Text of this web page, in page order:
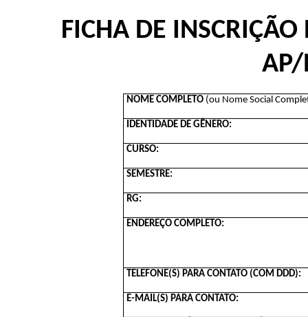
FICHA DE
AP/
NOME COMPLETO (ou Nome Social
IDENTIDADE DE GÊNERO:
CURSO:
SEMESTRE:
RG:
ENDEREÇO COMPLETO:
TELEFONE(S) PARA CONTATO (COM DDD):
E-MAIL(S) PARA CONTATO: